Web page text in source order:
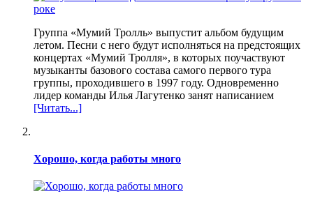
Группа «Мумий Тролль» выпустит альбом будущим
летом. Песни с него будут исполняться на предстоящих
концертах «Мумий Тролля», в которых поучаствуют
музыканты базового состава самого первого тура
группы, проходившего в 1997 году. Одновременно
лидер команды Илья Лагутенко занят написанием
[Читать...]
Хорошо, когда работы много